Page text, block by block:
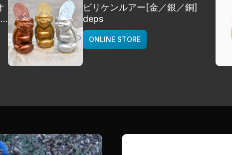
ビリケンルアー[金／銀／銅]
deps
ONLINE STORE